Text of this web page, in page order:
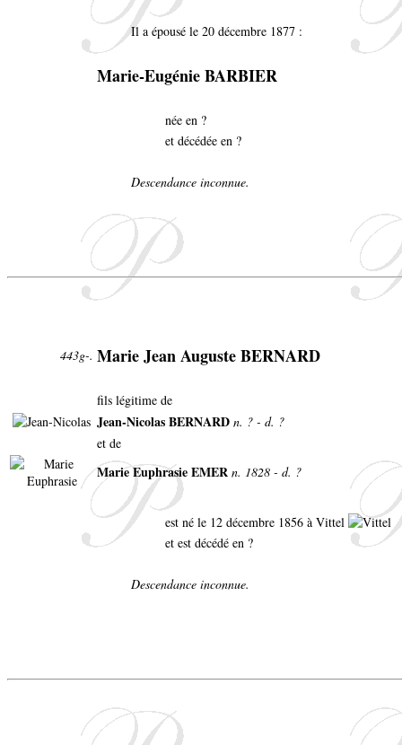
Il a épousé le 20 décembre 1877 :
Marie-Eugénie BARBIER
née en ?
et décédée en ?
Descendance inconnue.
443g-. Marie Jean Auguste BERNARD
fils légitime de
Jean-Nicolas BERNARD n. ? - d. ?
et de
Marie Euphrasie EMER n. 1828 - d. ?
est né le 12 décembre 1856 à Vittel
et est décédé en ?
Descendance inconnue.